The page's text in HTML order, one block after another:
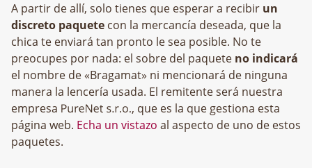
A partir de allí, solo tienes que esperar a recibir un
discreto paquete con la mercancía deseada, que la
chica te enviará tan pronto le sea posible. No te
preocupes por nada: el sobre del paquete no indicará
el nombre de «Bragamat» ni mencionará de ninguna
manera la lencería usada. El remitente será nuestra
empresa
, que es la que gestiona esta
página web. Echa un vistazo al aspecto de uno de estos
paquetes.